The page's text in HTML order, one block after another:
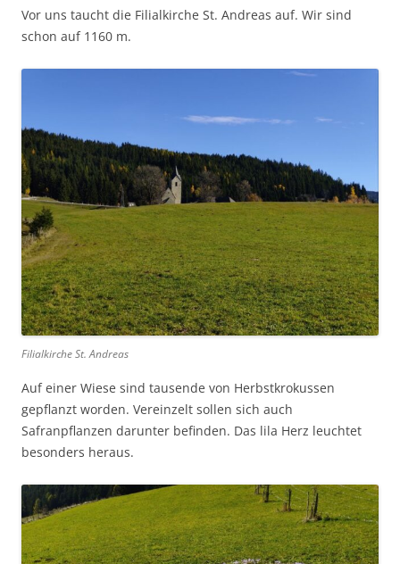
Vor uns taucht die Filialkirche St. Andreas auf. Wir sind
schon auf 1160 m.
Filialkirche St. Andreas
Auf einer Wiese sind tausende von Herbstkrokussen
gepflanzt worden. Vereinzelt sollen sich auch
Safranpflanzen darunter befinden. Das lila Herz leuchtet
besonders heraus.